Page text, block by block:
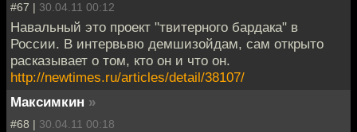
#67 | 30.04.11 00:12
Навальный это проект "твитерного бардака" в
России. В интервьвю демшизойдам, сам открыто
расказывает о том, кто он и что он.
http://newtimes.ru/articles/detail/38107/
Максимкин »
#68 | 30.04.11 00:18